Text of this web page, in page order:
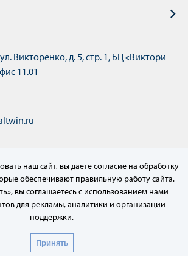
Викторенко, д. 5, стр. 1, БЦ «Виктори
11.01
наш сайт, вы даете согласие на обработку
обеспечивают правильную работу сайта.
вы соглашаетесь с использованием нами
для рекламы, аналитики и организации
поддержки.
Принять